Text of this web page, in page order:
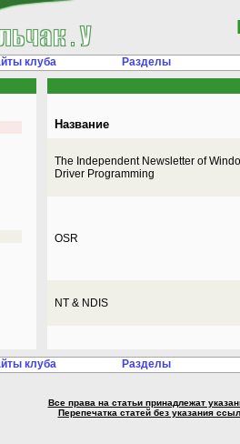
клуба Разделы
Название
The Independent Newsletter of
Driver Programming
OSR
NT & NDIS
клуба Разделы
Все права на статьи принадлежат
Перепечатка статей без указания